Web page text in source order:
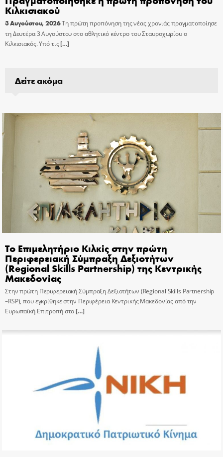
Κιλκισιακού
3 Αυγούστου, 2026Τη πρώτη προπόνηση της νέας χρονιάς πραγματοποίησε
τη Δευτέρα 3 Αυγούστου στο αθλητικό κέντρο του Σταυροχωρίου ο
Κιλκισιακός. Υπό τις[…]
Δείτε ακόμα
Το Επιμελητήριο Κιλκίς στην πρώτη
Περιφερειακή Σύμπραξη Δεξιοτήτων
(Regional Skills Partnership) της Κεντρικής
Μακεδονίας
Στην πρώτη Περιφερειακή Σύμπραξη Δεξιοτήτων (Regional Skills Partnership
–RSP), που εγκρίθηκε στην Περιφέρεια Κεντρικής Μακεδονίας από την
Ευρωπαϊκή Επιτροπή στο[…]